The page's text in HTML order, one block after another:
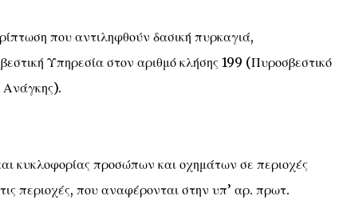
που αντιληφθούν δασική πυρκαγιά,
Υπηρεσία στον αριθμό κλήσης 199 (Πυροσβεστικό
Ανάγκης).
κυκλοφορίας προσώπων και οχημάτων σε περιοχές
περιοχές, που αναφέρονται στην υπ’ αρ. πρωτ.